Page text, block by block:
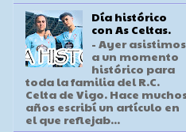
Día histórico
con As Celtas.
- Ayer asistimos
a un momento
histórico para
toda la familia del R.C.
Celta de Vigo. Hace
años escribí un artículo en
el que reflejab...